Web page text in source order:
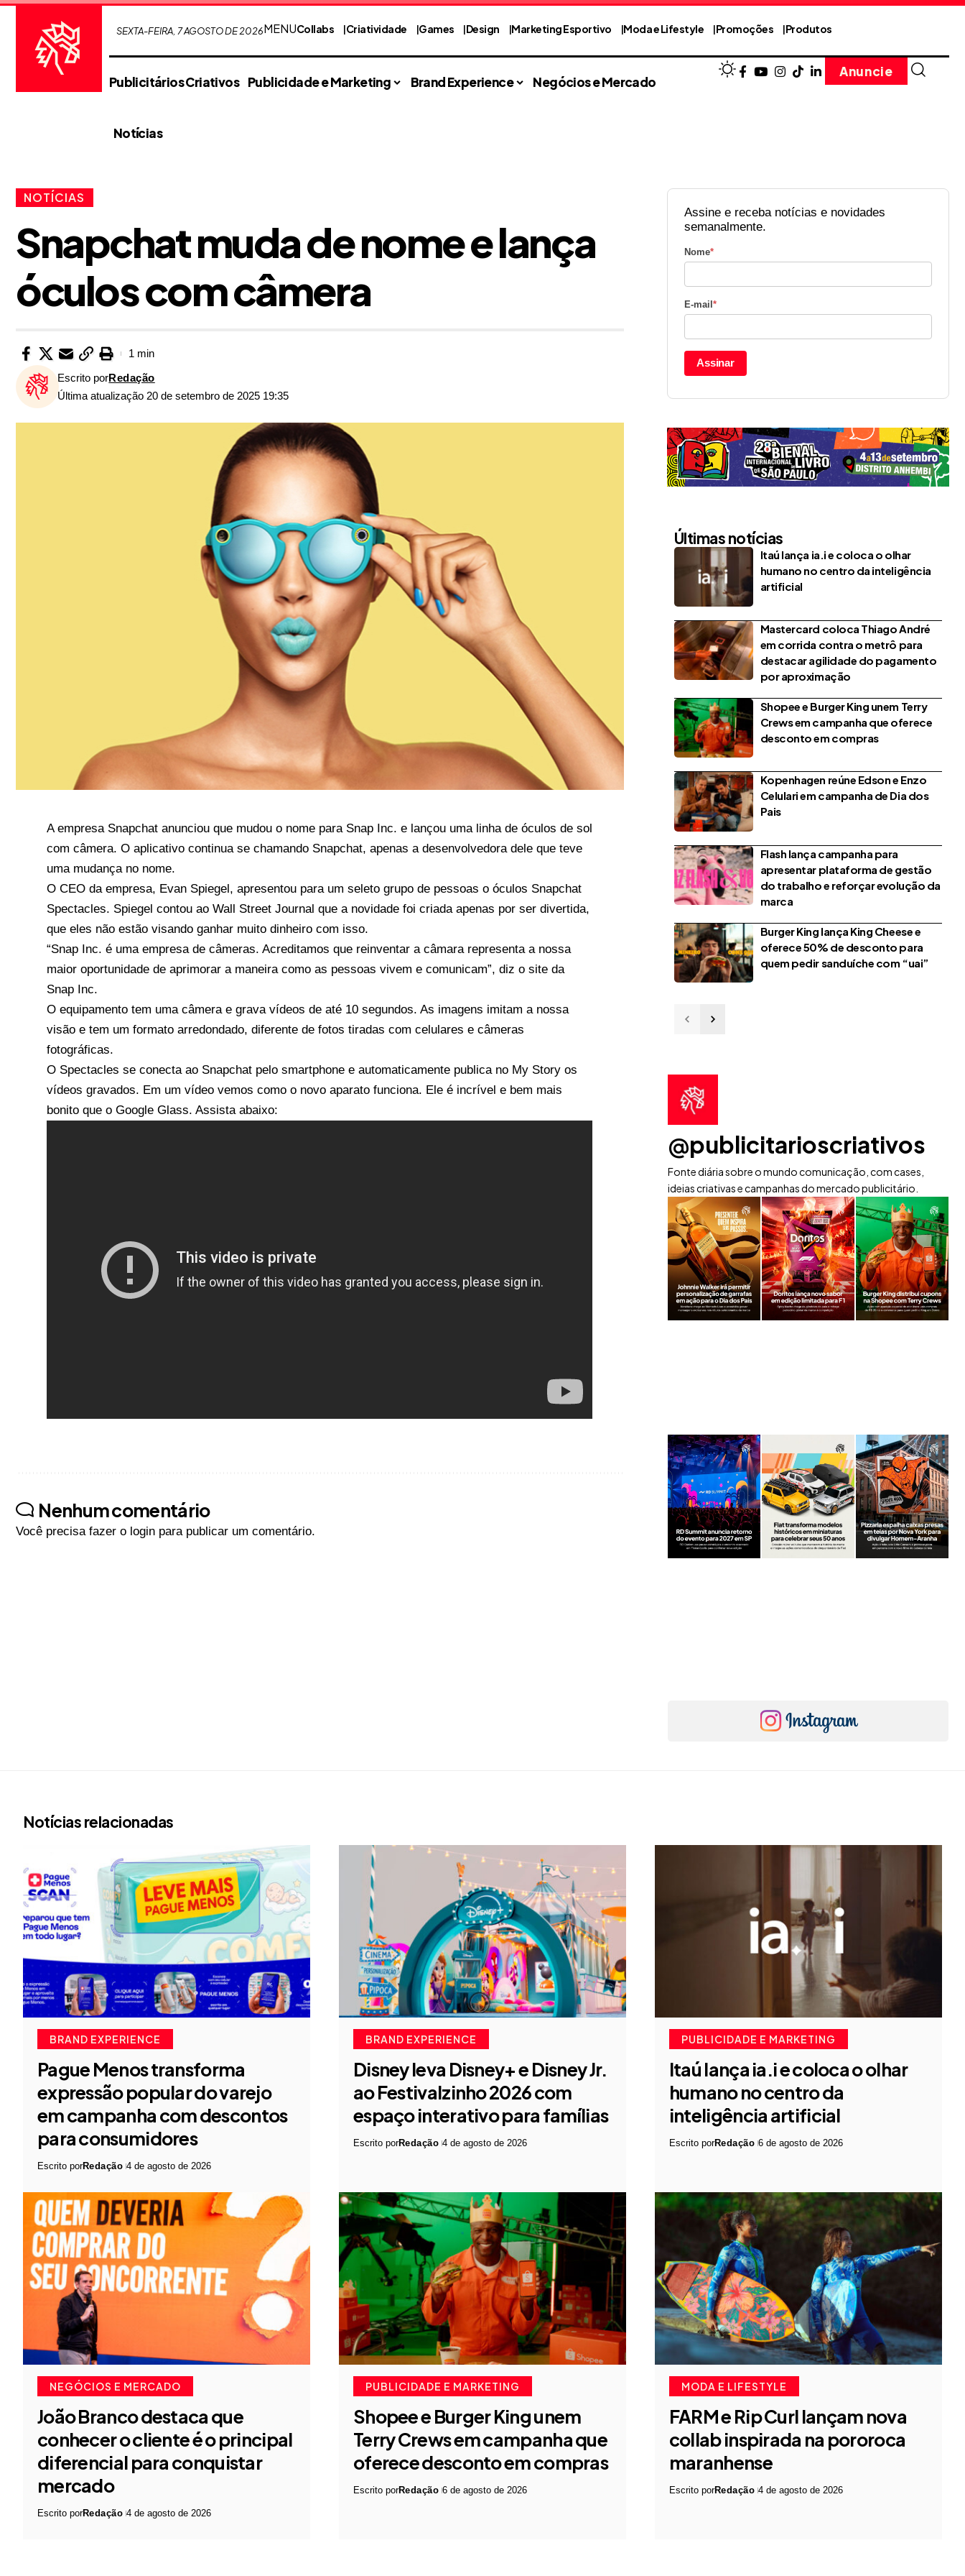
SEXTA-FEIRA, 7 AGOSTO DE 2026MENUCollabs Criatividade Games Design Marketing Esportivo Moda e Lifestyle Promoções Produtos
Publicitários Criativos Publicidade e Marketing Brand Experience Negócios e Mercado
Notícias
Anuncie
NOTÍCIAS
Snapchat muda de nome e lança
óculos com câmera
Última atualização 20 de setembro de 2025 19:35
Escrito porRedação
1 min
A empresa Snapchat anunciou que mudou o nome para Snap Inc. e lançou uma linha de óculos de sol
com câmera. O aplicativo continua se chamando Snapchat, apenas a desenvolvedora dele que teve
uma mudança no nome.
O CEO da empresa, Evan Spiegel, apresentou para um seleto grupo de pessoas o óculos Snapchat
Spectacles. Spiegel contou aoWall Street Journal que a novidade foi criada apenas por ser divertida,
que eles não estão visando ganhar muito dinheiro com isso.
“Snap Inc. é uma empresa de câmeras. Acreditamos que reinventar a câmara representa a nossa
maior oportunidade de aprimorar a maneira como as pessoas vivem e comunicam”, diz o site da
Snap Inc.
O equipamento tem uma câmera e grava vídeos de até 10 segundos. As imagens imitam a nossa
visão e tem um formato arredondado, diferente de fotos tiradas com celulares e câmeras
fotográficas.
O Spectacles se conecta ao Snapchat pelo smartphone e automaticamente publica no My Story os
vídeos gravados. Em um vídeo vemos como o novo aparato funciona. Ele é incrível e bem mais
bonito que o Google Glass. Assista abaixo:
Nenhum comentário
Você precisa fazer o login para publicar um comentário.
Assine e receba notícias e novidades
semanalmente.
Nome*
E-mail *
Assinar
Últimas notícias
Itaú lança ia.i e coloca o olhar
humano no centro da inteligência
artificial
Mastercard coloca Thiago André
em corrida contra o metrô para
destacar agilidade do pagamento
por aproximação
Shopee e Burger King unem Terry
Crews em campanha que oferece
desconto em compras
Kopenhagen reúne Edson e Enzo
Celulari em campanha de Dia dos
Pais
Flash lança campanha para
apresentar plataforma de gestão
do trabalho e reforçar evolução da
marca
Burger King lança King Cheese e
oferece 50% de desconto para
quem pedir sanduíche com “uai”
@publicitarioscriativos
Fonte diária sobre o mundo comunicação, com cases,
ideias criativas e campanhas do mercado publicitário.
Notícias relacionadas
BRAND EXPERIENCE
Pague Menos transforma
expressão popular do varejo
em campanha com descontos
para consumidores
Escrito porRedação 4 de agosto de 2026
BRAND EXPERIENCE
Disney leva Disney+ e Disney Jr.
ao Festivalzinho 2026 com
espaço interativo para famílias
Escrito porRedação 4 de agosto de 2026
PUBLICIDADE E MARKETING
Itaú lança ia.i e coloca o olhar
humano no centro da
inteligência artificial
Escrito porRedação 6 de agosto de 2026
NEGÓCIOS E MERCADO
João Branco destaca que
conhecer o cliente é o principal
diferencial para conquistar
mercado
Escrito porRedação 4 de agosto de 2026
PUBLICIDADE E MARKETING
Shopee e Burger King unem
Terry Crews em campanha que
oferece desconto em compras
Escrito porRedação 6 de agosto de 2026
MODA E LIFESTYLE
FARM e Rip Curl lançam nova
collab inspirada na pororoca
maranhense
Escrito porRedação 4 de agosto de 2026